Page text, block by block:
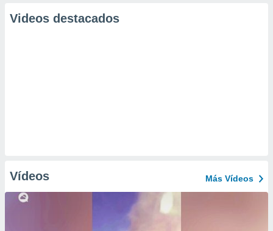
Videos destacados
Vídeos Más Vídeos